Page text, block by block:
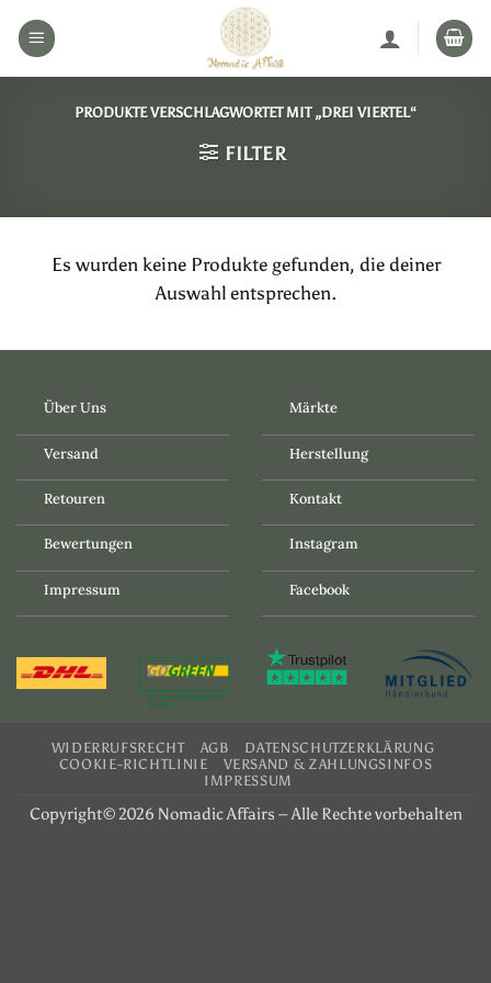
Inhalt
PRODUKTE VERSCHLAGWORTET MIT „DREI VIERTEL“
FILTER
Es wurden keine Produkte gefunden, die deiner
Auswahl entsprechen.
Über Uns
Versand
Retouren
Bewertungen
Impressum
Märkte
Herstellung
Kontakt
Instagram
Facebook
WIDERRUFSRECHT AGB
DATENSCHUTZERKLÄRUNG
COOKIE-RICHTLINIE
VERSAND & ZAHLUNGSINFOS
IMPRESSUM
Copyright© 2026 Nomadic Affairs – Alle Rechte vorbehalten